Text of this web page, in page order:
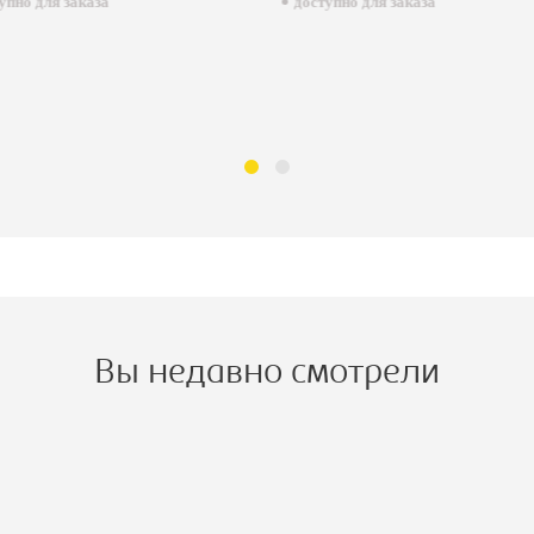
Вы недавно смотрели